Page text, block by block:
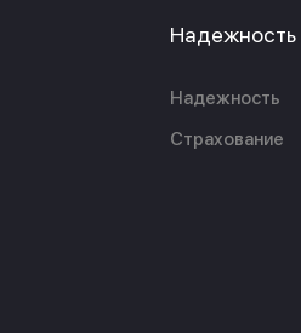
Надежность
Надежность
Страхование